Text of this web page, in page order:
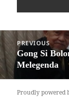
Post
navigation
PREVIOUS
Previous
post:
Gong Si
Melegenda
Proudly powered